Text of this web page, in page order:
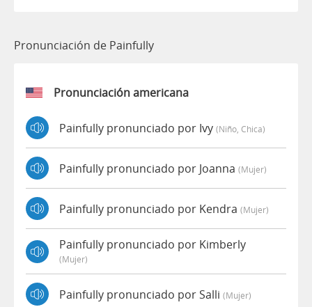
Pronunciación de Painfully
Pronunciación americana
Painfully pronunciado por Ivy (niño, Chica)
Painfully pronunciado por Joanna (mujer)
Painfully pronunciado por Kendra (mujer)
Painfully pronunciado por Kimberly
(mujer)
Painfully pronunciado por Salli (mujer)